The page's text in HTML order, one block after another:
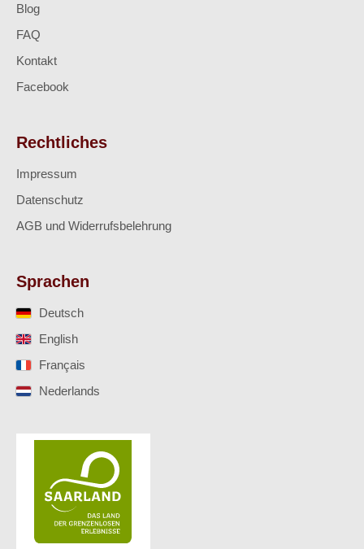
Blog
FAQ
Kontakt
Facebook
Rechtliches
Impressum
Datenschutz
AGB und Widerrufsbelehrung
Sprachen
Deutsch
English
Français
Nederlands